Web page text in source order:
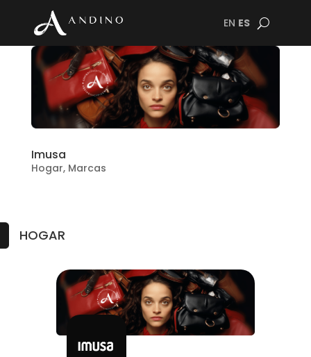
EN ES
Imusa
Hogar, Marcas
HOGAR